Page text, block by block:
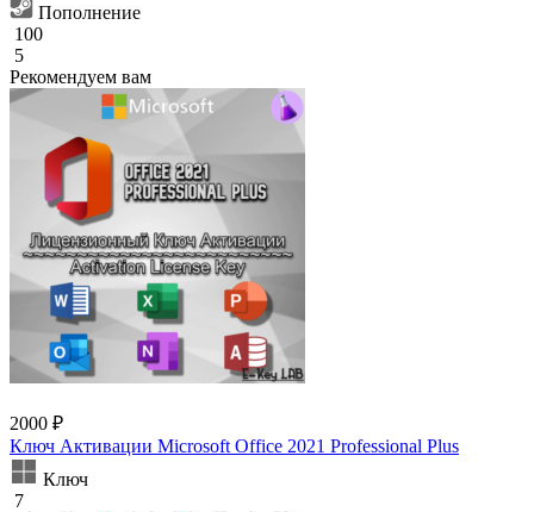
Пополнение
100
5
Рекомендуем вам
2000 ₽
Ключ Активации Microsoft Office 2021 Professional Plus
Ключ
7